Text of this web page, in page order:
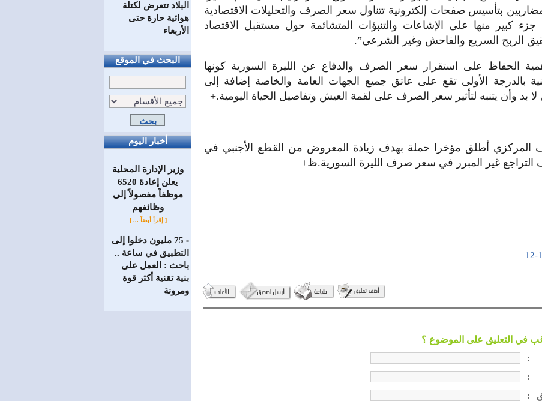
البلاد تتعرض لكتلة
هوائية حارة حتى
الأربعاء
البحث في الموقع
أخبار اليوم
وزير الإدارة المحلية
يعلن إعادة 6520
موظفاً مفصولاً إلى
‏وظائفهم
[ إقرأ أيضاً ... ]
=
75 مليون دخلوا إلى
التطبيق في ساعة ..
باحث : العمل على
بنية تقنية أكثر قوة
ومرونة
بتأسيس صفحات إلكترونية تتناول سعر الصرف والتحليلات الاقتصادية
جزء كبير منها على الإشاعات والتنبؤات المتشائمة حول مستقبل الاقتصاد
الربح السريع والفاحش وغير الشرعي”.
الحفاظ على استقرار سعر الصرف والدفاع عن الليرة السورية كونها
بالدرجة الأولى تقع على عاتق جميع الجهات العامة والخاصة إضافة إلى
لا بد وأن يتنبه لتأثير سعر الصرف على لقمة العيش وتفاصيل الحياة اليومية.+
المركزي أطلق مؤخرا حملة بهدف زيادة المعروض من القطع الأجنبي في
التراجع غير المبرر في سعر صرف الليرة السورية.ظ+
:
:
: